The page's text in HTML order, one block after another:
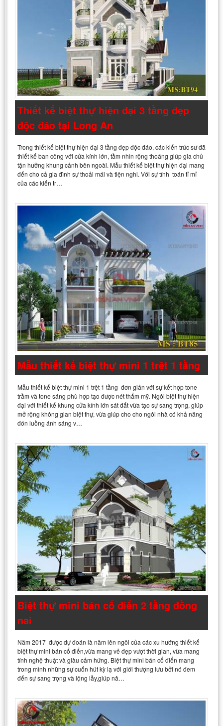
Thiết kế biệt thự hiện đại 3 tầng đẹp
độc đáo tại Long An
Trong thiết kế biệt thự hiện đại 3 tầng đẹp độc đáo, các kiến trúc sư đã
thiết kế ban công với cửa kính lớn, tầm nhìn rộng thoáng giúp gia chủ
tận hưởng khung cảnh bên ngoài. Mẫu thiết kế biệt thự hiện đại mang
đến cho cả gia đình sự thoải mái và tiện nghi. Với sự tính toán tỉ mỉ
của các kiến tr…
Mẫu thiết kế biệt thự mini 1 trệt 1 tầng
Mẫu thiết kế biệt thự mini 1 trệt 1 tầng đơn giản với sự kết hợp tone
trầm và tone sáng phù hợp tạo được nét thẩm mỹ. Ngôi biệt thự hiện
đại với thiết kế khung cửa kính lớn sát đất vừa tạo sự sang trọng, giúp
mở rộng không gian biệt thự, vừa giúp cho cho ngôi nhà có khả năng
đón luồng ánh sáng v…
Biệt thự mini bán cổ điển 2 tầng đồng
nai
Năm 2017 được dự đoán là năm lên ngôi của các xu hướng thiết kế
biệt thự mini bán cổ điển,vừa mang vẻ đẹp vượt thời gian, vừa mang
tính nghệ thuật và giàu cảm hứng. Biệt thự mini bán cổ điển mang
trong mình những sự cuốn hút kỳ lạ với giới thượng lưu bởi nó đem
đến sự sang trọng và lộng lẫy,giúp nâ…